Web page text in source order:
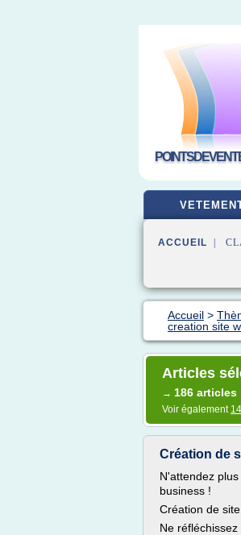
ACCUEIL |
Accueil >
creation site
Articles
→ 186 articles
Voir également
Création de
N'attendez
business !
Création de
Ne